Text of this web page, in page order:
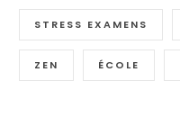
STRESS EXAMENS
ZEN ÉCOLE